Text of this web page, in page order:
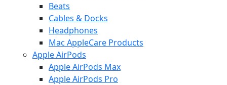
Beats
Cables & Docks
Headphones
Mac AppleCare Products
Apple AirPods
Apple AirPods Max
Apple AirPods Pro